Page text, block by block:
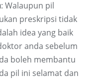
: Walaupun pil
preskripsi tidak
idea yang baik
anda sebelum
boleh membantu
pil ini selamat dan